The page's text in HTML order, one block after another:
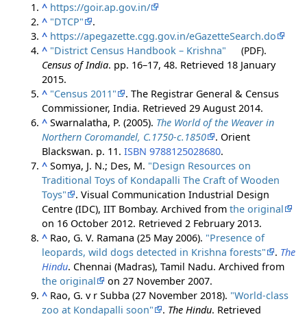
^ https://goir.ap.gov.in/
^ "DTCP"
.
^ https://apegazette.cgg.gov.in/eGazetteSearch.do
^ "District Census Handbook – Krishna" (PDF).
Census of India. pp. 16–17, 48. Retrieved 18 January
2015.
^ "Census 2011"
. The Registrar General & Census
Commissioner, India. Retrieved29 August 2014.
^ Swarnalatha, P. (2005). The World of the Weaver in
Northern Coromandel, C.1750-c.1850
. Orient
Blackswan. p. 11.ISBN 9788125028680.
^ Somya, J. N.; Des, M. "Design Resources on
Traditional Toys of Kondapalli The Craft of Wooden
Toys"
. Visual Communication Industrial Design
Centre (IDC), IIT Bombay. Archived fromthe original
on 16 October 2012. Retrieved2 February2013.
^ Rao, G. V. Ramana (25 May 2006). "Presence of
leopards, wild dogs detected in Krishna forests"
. The
Hindu. Chennai (Madras), Tamil Nadu. Archived from
the original
on 27 November 2007.
^ Rao, G. v r Subba (27 November 2018). "World-class
zoo at Kondapalli soon"
. The Hindu. Retrieved